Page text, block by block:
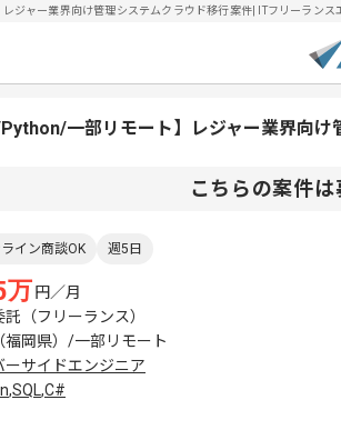
レジャー業界向け管理システムクラウド移行案件| ITフリーラン
Python/一部リモート】レジャー業界向
こちらの案件
イン商談OK 週5日
万 円／月
（フリーランス）
福岡県）/一部リモート
ーサイドエンジニア
,SQL ,C#